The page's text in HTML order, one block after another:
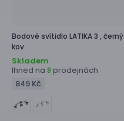
Bodové svítidlo LATIKA 3 , černý
kov
Skladem
Ihned na 8 prodejnách
849 Kč